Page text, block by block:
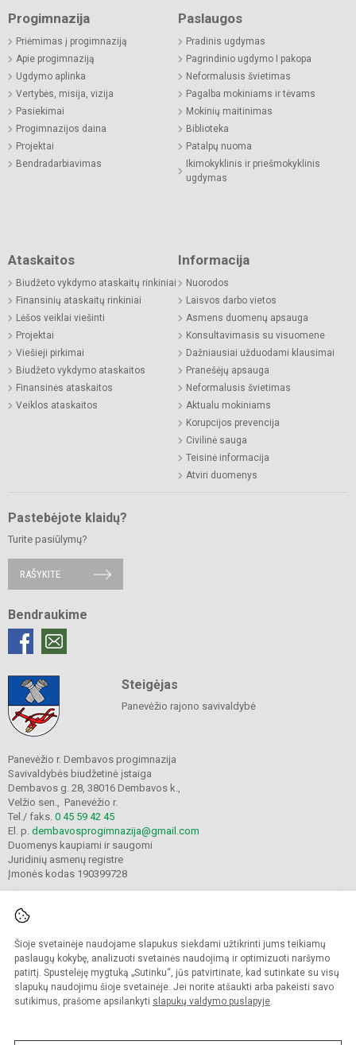
Šioje svetainėje naudojame slapukus siekdami užtikrinti jums teikiamų
paslaugų kokybę, analizuoti svetainės naudojimą ir optimizuoti naršymo
patirtį. Spustelėję mygtuką „Sutinku“, jūs patvirtinate, kad sutinkate su visų
slapukų naudojimu šioje svetainėje. Jei norite atšaukti arba pakeisti savo
sutikimus, prašome apsilankyti slapukų valdymo puslapyje.
Progimnazija
Priėmimas į progimnaziją
Apie progimnaziją
Ugdymo aplinka
Vertybės, misija, vizija
Pasiekimai
Progimnazijos daina
Projektai
Bendradarbiavimas
Paslaugos
Pradinis ugdymas
Pagrindinio ugdymo I pakopa
Neformalusis švietimas
Pagalba mokiniams ir tėvams
Mokinių maitinimas
Biblioteka
Patalpų nuoma
Ikimokyklinis ir priešmokyklinis
ugdymas
Ataskaitos
Biudžeto vykdymo ataskaitų rinkiniai
Finansinių ataskaitų rinkiniai
Lėšos veiklai viešinti
Projektai
Viešieji pirkimai
Biudžeto vykdymo ataskaitos
Finansinės ataskaitos
Veiklos ataskaitos
Informacija
Nuorodos
Laisvos darbo vietos
Asmens duomenų apsauga
Konsultavimasis su visuomene
Dažniausiai užduodami klausimai
Pranešėjų apsauga
Neformalusis švietimas
Aktualu mokiniams
Korupcijos prevencija
Civilinė sauga
Teisinė informacija
Atviri duomenys
Pastebėjote klaidų?
Turite pasiūlymų?
RAŠYKITE
Bendraukime
Steigėjas
Panevėžio rajono savivaldybė
Panevėžio r. Dembavos progimnazija
Savivaldybės biudžetinė įstaiga
Dembavos g. 28, 38016 Dembavos k.,
Velžio sen., Panevėžio r.
Tel./ faks. 0 45 59 42 45
El. p. dembavosprogimnazija@gmail.com
Duomenys kaupiami ir saugomi
Juridinių asmenų registre
Įmonės kodas 190399728
© 2021. Panevėžio r. Dembavos progimnazija. Visos teisės saugomos.
Kopijuoti turinį be raštiško progimnazijos sutikimo griežtai draudžiama.
Prieinamumo paraiška Slapukų valdymas
Sumanus būdas atnaujinti